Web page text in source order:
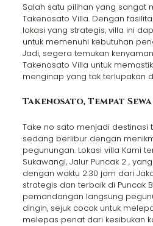
Salah satu pilihan yang sangat
Takenosato Villa. Dengan
lokasi yang strategis, villa ini
untuk memenuhi kebutuhan
Jadi, segera temukan
Takenosato Villa untuk
menginap yang tak terlupakan
Takenosato, Tempat
Take no sato menjadi destinasi
sedang berlibur dengan
pegunungan. Lokasi villa Kami
Sukawangi, Jalur Puncak 2 ,
dengan waktu 2.30 jam dari
strategis dan terbaik di Puncak
pemandangan langsung
dingin, sejuk cocok untuk
melepas penat dari kesibukan